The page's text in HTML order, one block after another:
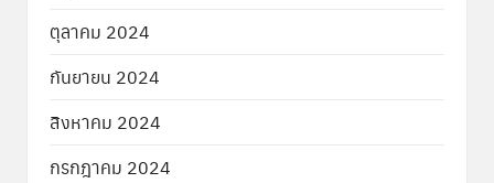
ตุลาคม 2024
กันยายน 2024
สิงหาคม 2024
กรกฎาคม 2024